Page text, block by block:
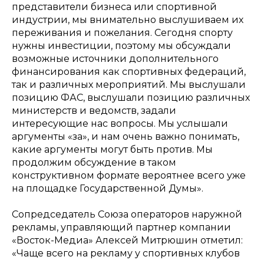
представители бизнеса или спортивной
индустрии, мы внимательно выслушиваем их
переживания и пожелания. Сегодня спорту
нужны инвестиции, поэтому мы обсуждали
возможные источники дополнительного
финансирования как спортивных федераций,
так и различных мероприятий. Мы выслушали
позицию ФАС, выслушали позицию различных
министерств и ведомств, задали
интересующие нас вопросы. Мы услышали
аргументы «за», и нам очень важно понимать,
какие аргументы могут быть против. Мы
продолжим обсуждение в таком
конструктивном формате вероятнее всего уже
на площадке Государственной Думы».
Сопредседатель Союза операторов наружной
рекламы, управляющий партнер компании
«Восток-Медиа» Алексей Митрюшин отметил:
«Чаще всего на рекламу у спортивных клубов